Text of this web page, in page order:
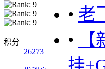
积分
26273
• 老
•